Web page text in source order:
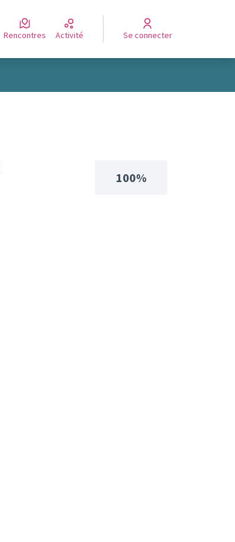
Rencontres Activité Se connecter
100%